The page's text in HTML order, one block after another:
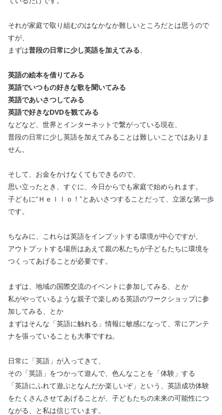
それが家庭で取り組むのはなかなか難しいところだとは思うので
すが、
まずは普段の日常に少し英語を加えてみる
英語の絵本を借りてみる
英語でいつもの好きな歌を聞いてみる
英語であいさつしてみる
英語で好きなDVDを観てみる
などなど、世界とインターネットで繋がっている現在、
普段の日常に少し英語を加えてみることは難しいことではありま
せん。
そして、お金をかけなくてもできるので、
思い立ったとき、すぐに、今日からでも家庭で始められます。
子どもに“Ｈｅｌｌｏ！”とあいさつすることだって、立派な第一歩
です。
ちなみに、これらは英語をインプットする環境が中心ですが、
アウトプットする場所はあえて親の私たちが子どもたちに環境を
つくってあげることが必要です。
まずは、地域の国際交流のイベントに参加してみる、とか
私がやっているような親子で楽しめる英語のワークショップに参
加してみる、とか
まずはそんな「英語に触れる」情報に敏感になって、常にアンテ
ナを張っていることも大事ですね。
日常に「英語」が入ってきて、
その「英語」をつかって遊んで、色んなことを「体験」する
「英語にふれて遊ぶとなんだか楽しいぞ」という、英語成功体験
をたくさんさせてあげることが、子どもたちの未来の可能性につ
ながる、と私は信じています。